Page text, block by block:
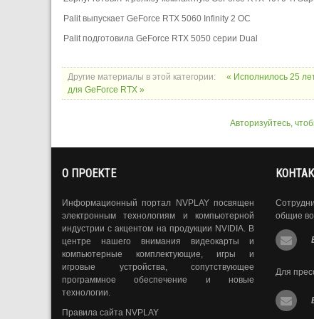
Palit выпускает GeForce RTX 5060 Infinity 2 OC
Palit подготовила GeForce RTX 5050 серии Dual
Другие материалы в этой категории: « Исполнилось 25
для GeForce RTX »
Авторизуйтесь,
О ПРОЕКТЕ
Информационный портал NVPLAY посвящен
электронным технологиям и компьютерной
индустрии с акцентом на продукции NVIDIA. В
центре нашего внимания видеокарты и
компьютерные комплектующие, игры и
игровые устройства, сопутствующее
программное обеспечение и новые
технологии.
Правила сайта NVPLAY
общие
Для